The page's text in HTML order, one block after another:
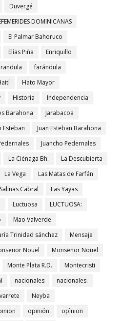
Duvergé
DOMINICANAS
El Palmar Bahoruco
Elías Piña
Enriquillo
farándula
Hato Mayor
Historia
Independencia
Barahona
Jarabacoa
Esteban
Juan Esteban Barahona
Juancho Pedernales
La Ciénaga Bh.
La Descubierta
La Vega
Las Matas de Farfán
Cabral
Las Yayas
Luctuosa
LUCTUOSA:
Mao Valverde
Trinidad sánchez
Mensaje
Nouel
Monseñor Nouel
Monte Plata R.D.
Montecristi
nacionales
nacionales.
Neyba
opinión
opìnion